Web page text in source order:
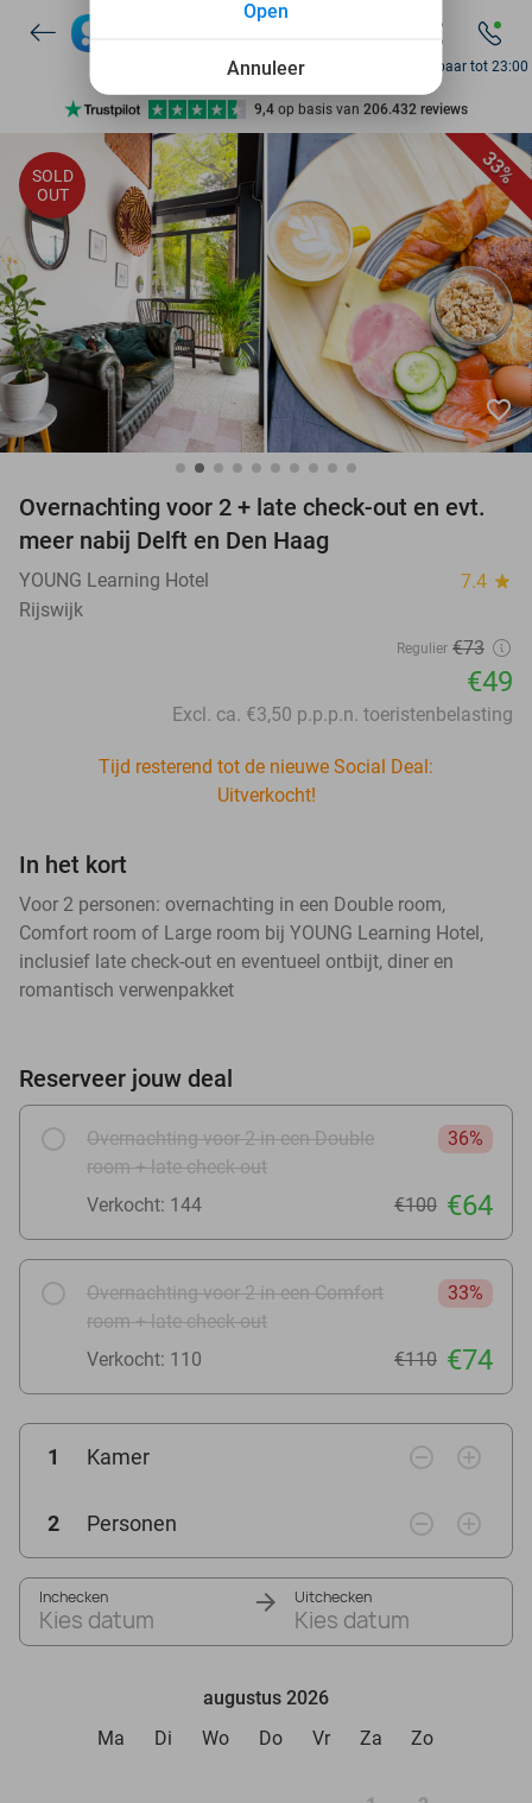
7 dagen per week beschikbaar
10+ miljoen leden
9,4 op basis van 206.432 reviews
Ontdek 15.000+ deals
7 dagen per week beschikbaar
10+ miljoen leden
Bereikbaar tot 23:00
33%
SOLD
OUT
favorite_border
Overnachting voor 2 + late check-out en evt.
meer nabij Delft en Den Haag
YOUNG Learning Hotel 7.4 star
Rijswijk
Regulier €73
€49
Excl. ca. €3,50 p.p.p.n. toeristenbelasting
Tijd resterend tot de nieuwe Social Deal:
Uitverkocht!
In het kort
Voor 2 personen: overnachting in een Double room,
Comfort room of Large room bij YOUNG Learning Hotel,
inclusief late check-out en eventueel ontbijt, diner en
romantisch verwenpakket
Reserveer jouw deal
Overnachting voor 2 in een Double
room + late check-out
36%
Verkocht: 144 €100 €64
Overnachting voor 2 in een Comfort
room + late check-out
33%
Verkocht: 110 €110 €74
1 Kamer remove_circle_outline add_circle_outline
2 Personen remove_circle_outline add_circle_outline
Inchecken
Kies datum
Uitchecken
Kies datum
augustus 2026
Ma
Di Wo Do Vr Za Zo
Annuleer
Open